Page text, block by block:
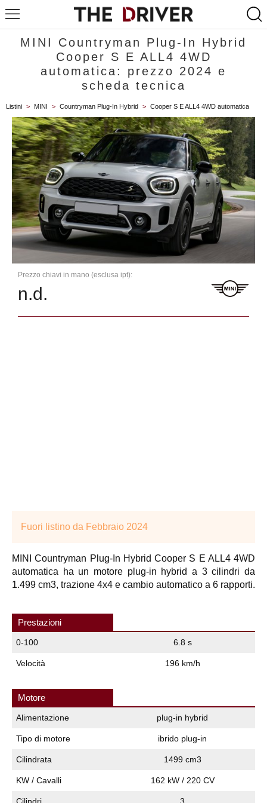
MINI Countryman Plug-In Hybrid
Cooper S E ALL4 4WD
automatica: prezzo 2024 e
scheda tecnica
Listini > MINI > Countryman Plug-In Hybrid > Cooper S E ALL4 4WD automatica
Prezzo chiavi in mano (esclusa ipt):
n.d.
Fuori listino da Febbraio 2024
MINI Countryman Plug-In Hybrid Cooper S E ALL4 4WD
automatica ha un motore plug-in hybrid a 3 cilindri da
1.499 cm3, trazione 4x4 e cambio automatico a 6 rapporti.
Prestazioni
0-100 6.8 s
Velocità 196 km/h
Motore
Alimentazione plug-in hybrid
Tipo di motore ibrido plug-in
Cilindrata 1499 cm3
KW / Cavalli 162 kW / 220 CV
Cilindri 3